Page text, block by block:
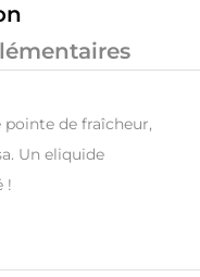
pointe de fraîcheur,
Un eliquide
!